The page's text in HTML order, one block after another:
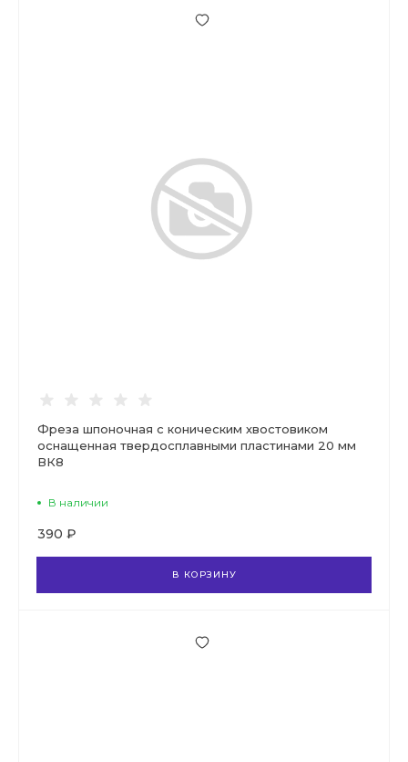
Фреза шпоночная с коническим хвостовиком
оснащенная твердосплавными пластинами 20 мм
ВК8
В наличии
390 ₽
В КОРЗИНУ